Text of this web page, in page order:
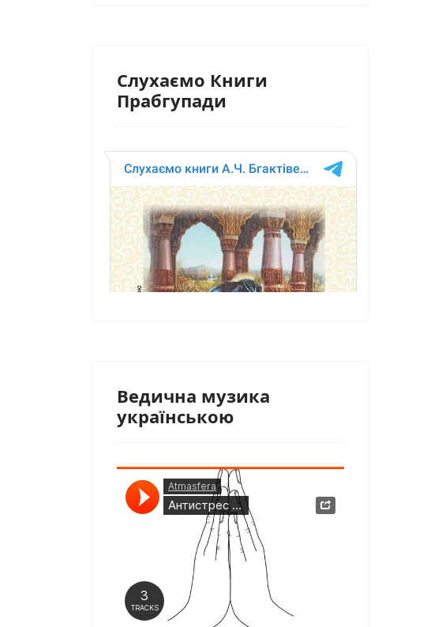
Слухаємо Книги
Прабгупади
Ведична музика
українською